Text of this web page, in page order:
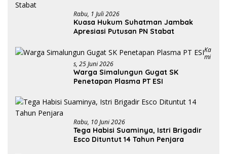
Rabu, 1 Juli 2026
Kuasa Hukum Suhatman Jambak
Apresiasi Putusan PN Stabat
Ka
Mi
S, 25 Juni 2026
Warga Simalungun Gugat SK
Penetapan Plasma PT ESI
Rabu, 10 Juni 2026
Tega Habisi Suaminya, Istri Brigadir
Esco Dituntut 14 Tahun Penjara